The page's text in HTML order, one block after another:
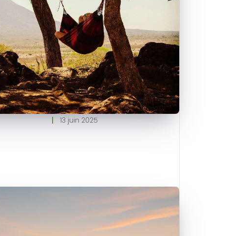
13 juin 2025